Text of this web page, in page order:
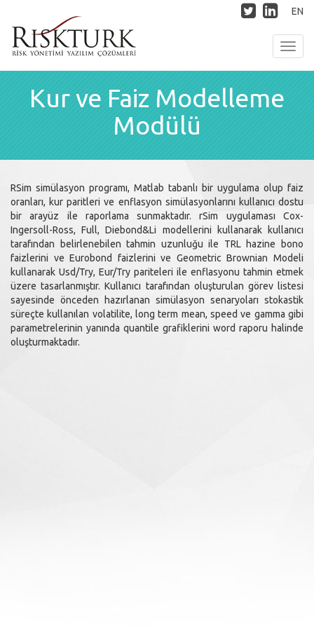
EN
Kur ve Faiz Modelleme
Modülü
RSim simülasyon programı, Matlab tabanlı bir uygulama olup faiz
oranları, kur paritleri ve enflasyon simülasyonlarını kullanıcı dostu
bir arayüz ile raporlama sunmaktadır. rSim uygulaması Cox-
Ingersoll-Ross, Full, Diebond&Li modellerini kullanarak kullanıcı
tarafından belirlenebilen tahmin uzunluğu ile TRL hazine bono
faizlerini ve Eurobond faizlerini ve Geometric Brownian Modeli
kullanarak Usd/Try, Eur/Try pariteleri ile enflasyonu tahmin etmek
üzere tasarlanmıştır. Kullanıcı tarafından oluşturulan görev listesi
sayesinde önceden hazırlanan simülasyon senaryoları stokastik
süreçte kullanılan volatilite, long term mean, speed ve gamma gibi
parametrelerinin yanında quantile grafiklerini word raporu halinde
oluşturmaktadır.